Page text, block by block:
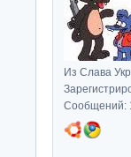
Из Слава
Сообщений: